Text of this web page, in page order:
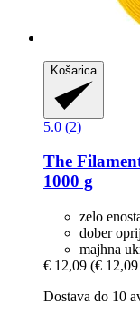
Košarica
5.0 (2)
The
1000 g
zelo
dober
majhna
€ 12,09 (€
Dostava do 10